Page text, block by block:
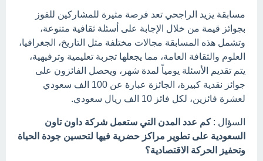
مسابقة يزيد الراجحي تعد فرصة مثيرة للمشاركين للفوز
بجوائز قيمة من خلال الإجابة على أسئلة ثقافية متنوعة،
وتشمل هذه المسابقة مجالات مختلفة مثل التاريخ، الجغرافيا،
العلوم والثقافة العامة، مما يجعلها تجربة تعليمية وترفيهية،
يتم تقديم الأسئلة يومياً لمدة شهر، ويحصل الفائزون على
جوائز نقدية كبيرة، الجائزة عبارة عن 100 الف سعودي
لعشرة فائزين، لكل فائز 10 الف ريال سعودي.
السؤال :كم عدد المدن التي ستعمل شركة داون تاون
السعودية على تطوير مراكز حضرية فيها لتحسين جودة الحياة
وتحفيز الحركة الاقتصادية؟